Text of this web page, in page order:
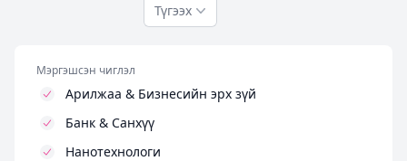
Түгээх
Мэргэшсэн чиглэл
Арилжаа & Бизнесийн эрх зүй
Банк & Санхүү
Нанотехнологи